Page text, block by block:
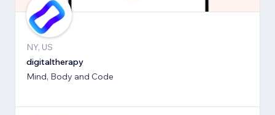
NY, US
digitaltherapy
Mind, Body and Code